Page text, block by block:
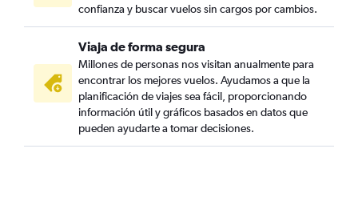
confianza y buscar vuelos sin cargos por cambios.
Viaja de forma segura
Millones de personas nos visitan anualmente para
encontrar los mejores vuelos. Ayudamos a que la
planificación de viajes sea fácil, proporcionando
información útil y gráficos basados en datos que
pueden ayudarte a tomar decisiones.